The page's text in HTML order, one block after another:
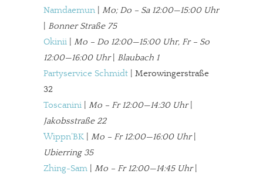
Namdaemun
Mo; Do – Sa 12:00—15:00 Uhr
Bonner Straße 75
Okinii
Mo – Do 12:00—15:00 Uhr, Fr – So
12:00—16:00 Uhr| Blaubach 1
Partyservice Schmidt | Merowingerstraße
32
Toscanini
Mo – Fr 12:00—14:30 Uhr|
Jakobsstraße 22
Wippn’BK
Mo – Fr 12:00—16:00 Uhr|
Ubierring 35
Zhing-Sam
Mo – Fr 12:00—14:45 Uhr|